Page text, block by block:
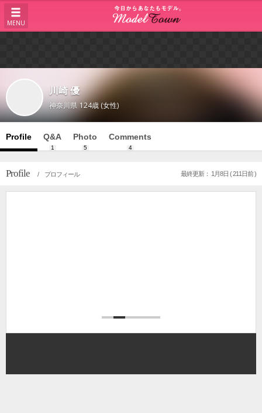
MENU
川崎 優
神奈川県 124歳 (女性)
Profile Q&A
1
Photo
5
Comments
4
Profile / プロフィール 最終更新： 1月8日 ( 211日前 )